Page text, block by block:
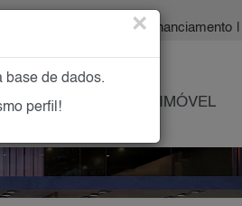
| Financiamento
OFEREÇA SEU IMÓVEL
×
base de dados.
perfil!